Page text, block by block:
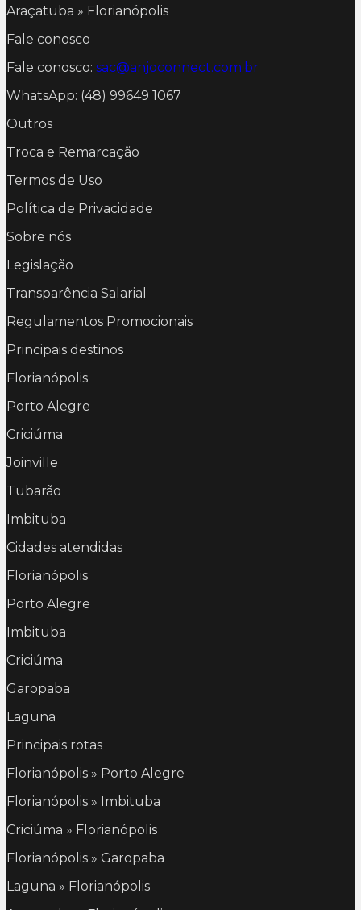
Araçatuba » Florianópolis
Fale conosco
Fale conosco: sac@anjoconnect.com.br
WhatsApp: (48) 99649 1067
Outros
Troca e Remarcação
Termos de Uso
Política de Privacidade
Sobre nós
Legislação
Transparência Salarial
Regulamentos Promocionais
Principais destinos
Florianópolis
Porto Alegre
Criciúma
Joinville
Tubarão
Imbituba
Cidades atendidas
Florianópolis
Porto Alegre
Imbituba
Criciúma
Garopaba
Laguna
Principais rotas
Florianópolis » Porto Alegre
Florianópolis » Imbituba
Criciúma » Florianópolis
Florianópolis » Garopaba
Laguna » Florianópolis